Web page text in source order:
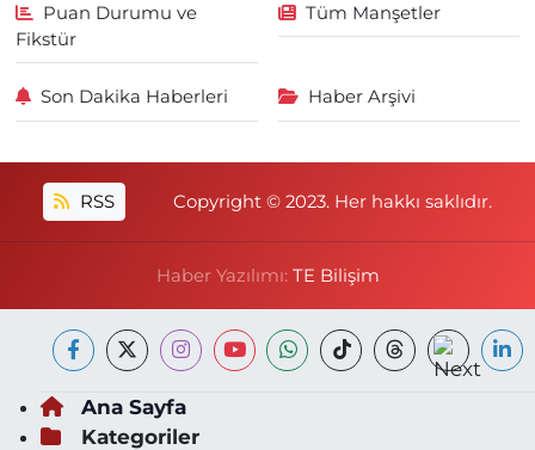
Puan Durumu ve
Fikstür
Tüm Manşetler
Son Dakika Haberleri Haber Arşivi
RSS Copyright © 2023. Her hakkı saklıdır.
Haber Yazılımı: TE Bilişim
Ana Sayfa
Kategoriler